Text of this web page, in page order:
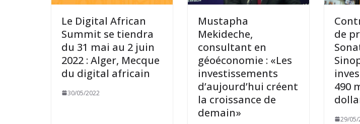
Le Digital African
Summit se tiendra
du 31 mai au 2 juin
2022 : Alger, Mecque
du digital africain
30/05/2022
Mustapha
Mekideche,
consultant en
géoéconomie : «Les
investissements
d’aujourd’hui créent
la croissance de
demain»
de
490
29/05/